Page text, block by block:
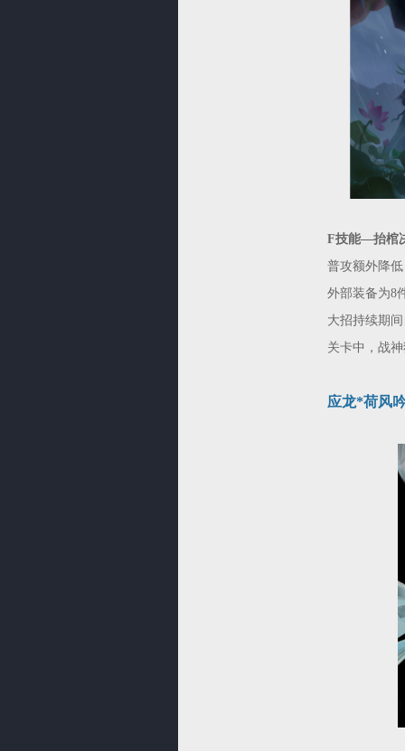
F技能—抬棺
普攻额外降
外部装备为8
大招持续期
关卡中，战
应龙*荷风